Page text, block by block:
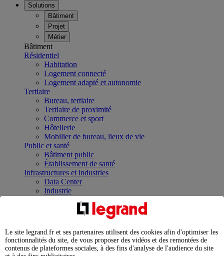
Solutions
Bâtiment
Projet
Métier
Bâtiment
Résidentiel
Habitation
Logement connecté
Logement adapté et autonomie
Tertiaire
Bureau, tertiaire
Tertiaire de proximité
Commerce et sport
Hôtellerie
Mobilier de bureau, lieux de vie
Public et santé
Bâtiment public
Établissement de santé
Infrastructures et industries
Data Center
Industrie
Infrastructures
Contrôler et planifier le fonctionnement des appareils
Répartir et optimiser son tableau électrique
Legrand Data Center Solutions : concentrer les
expertises au service de vos performances
Le site legrand.fr et ses partenaires utilisent des cookies afin d'optimiser les
fonctionnalités du site, de vous proposer des vidéos et des remontées de
contenus de plateformes sociales, à des fins d'analyse de l'audience du site